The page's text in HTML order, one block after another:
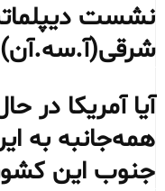
نشست
شرقی‌(آ.سه.آن)
آیا آمریکا در
همه‌جانبه به
جنوب این